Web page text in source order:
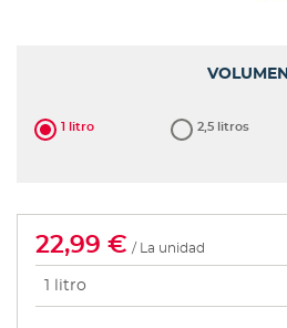
de
VOLUMEN
1 litro 2,5 litros
22,99 € / La unidad
1 litro